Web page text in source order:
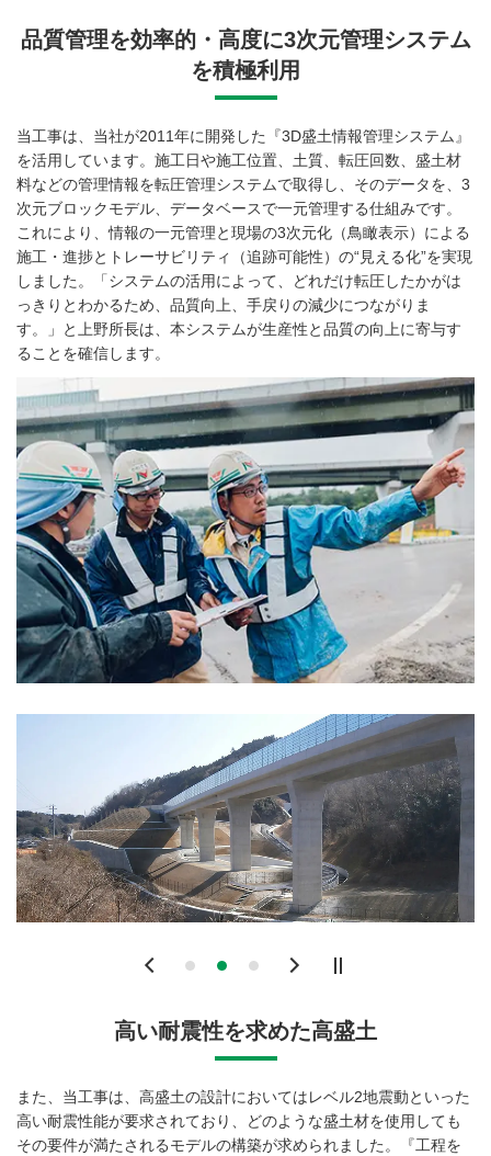
品質管理を効率的・高度に3次元管理システム
を積極利用
当工事は、当社が2011年に開発した『3D盛土情報管理システム』
を活用しています。施工日や施工位置、土質、転圧回数、盛土材
料などの管理情報を転圧管理システムで取得し、そのデータを、3
次元ブロックモデル、データベースで一元管理する仕組みです。
これにより、情報の一元管理と現場の3次元化（鳥瞰表示）による
施工・進捗とトレーサビリティ（追跡可能性）の“見える化”を実現
しました。「システムの活用によって、どれだけ転圧したかがは
っきりとわかるため、品質向上、手戻りの減少につながりま
す。」と上野所長は、本システムが生産性と品質の向上に寄与す
ることを確信します。
Previous Next
高い耐震性を求めた高盛土
また、当工事は、高盛土の設計においてはレベル2地震動といった
高い耐震性能が要求されており、どのような盛土材を使用しても
その要件が満たされるモデルの構築が求められました。『工程を